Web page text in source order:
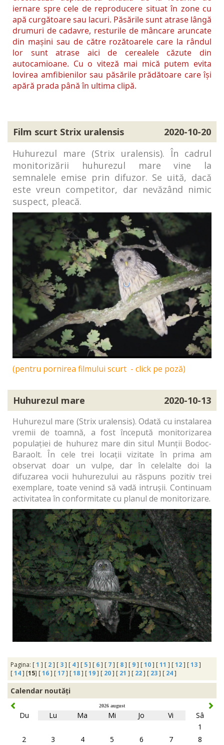
iernare spre cele de reproducere situat în zone cu
apă curgătoare sau lacuri. Păsările sunt atrase lângă
drumuri de cadavre, resturile de mâncare aruncate
din mașini sau de către rozătoarele care la rândul
lor sunt atrase aici de cerealele căzute din
autocamioane. Cu o viteză mai mică putem evita
lovirea amfibienilor sau păsările prădătoare care își
apără prada până în ultima clipă.
Film scurt Strix uralensis
2020-10-20
Huhurezul mare (Strix uralensis). În cadrul
monitorizării huhurezul mare vine la
semnalele emise prin difuzor. Se uită, dacă
este vreun competitor, dar nevăzând nimic
suspect, pleacă.
(pentru pornirea filmului scurt - click pe poză)
Huhurezul mare 2020-10-13
Huhurezul mare (Strix uralensis). Odată cu instalarea
vremii de toamnă, a fost începută monitorizarea
populației de huhurez mare din situl Munții Bodoc-
Baraolt. În cele trei locații vizitate în prima am
observat doar un vulpe, dar în celelalte doi la
difuzarea vocii huhurezului au răspuns pozitiv trei
exemplare, toate venind să vadă intrușii. Continuam
activitatea în conformitate cu planul de monitorizare.
Pagina: [1 ] [ 2] [ 3] [ 4] [ 5] [ 6] [ 7] [ 8] [ 9] [10] [11 ] [12] [13]
[14] [15] [16] [17] [18] [19] [ 20] [ 21 ] [ 22] [ 23] [ 24]
Calendar noutăți
2026 august
Du Lu Ma Mi Jo Vi
Sâ
1
2
3 4 5 6 7
8